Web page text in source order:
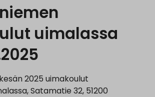
uimalassa
2025 uimakoulut
Satamatie 32, 51200